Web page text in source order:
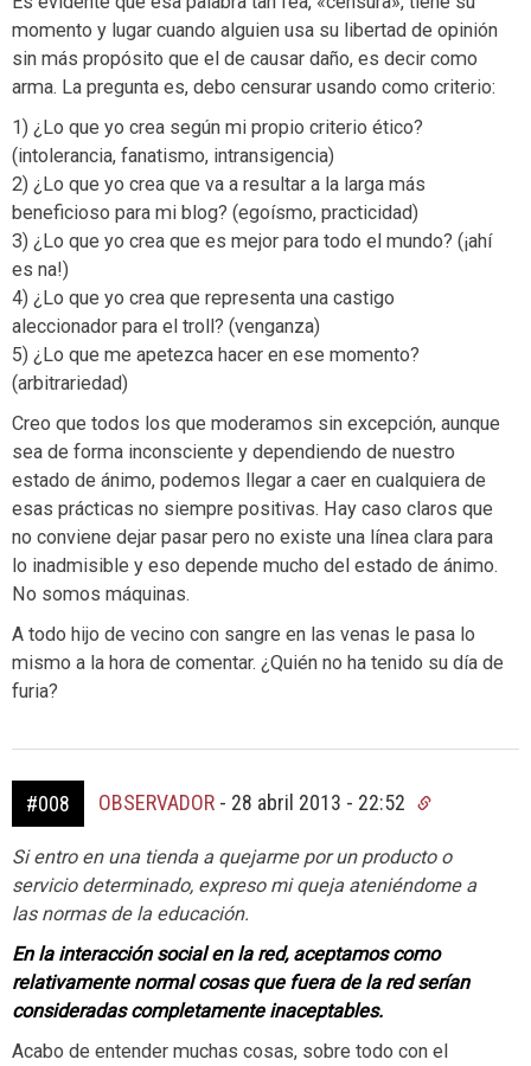
momento y lugar cuando alguien usa su libertad de opinión
sin más propósito que el de causar daño, es decir como
arma. La pregunta es, debo censurar usando como criterio:
1) ¿Lo que yo crea según mi propio criterio ético?
(intolerancia, fanatismo, intransigencia)
2) ¿Lo que yo crea que va a resultar a la larga más
beneficioso para mi blog? (egoísmo, practicidad)
3) ¿Lo que yo crea que es mejor para todo el mundo? (¡ahí
es na!)
4) ¿Lo que yo crea que representa una castigo
aleccionador para el troll? (venganza)
5) ¿Lo que me apetezca hacer en ese momento?
(arbitrariedad)
Creo que todos los que moderamos sin excepción, aunque
sea de forma inconsciente y dependiendo de nuestro
estado de ánimo, podemos llegar a caer en cualquiera de
esas prácticas no siempre positivas. Hay caso claros que
no conviene dejar pasar pero no existe una línea clara para
lo inadmisible y eso depende mucho del estado de ánimo.
No somos máquinas.
A todo hijo de vecino con sangre en las venas le pasa lo
mismo a la hora de comentar. ¿Quién no ha tenido su día de
furia?
#008 OBSERVADOR - 28 abril 2013 - 22:52
Si entro en una tienda a quejarme por un producto o
servicio determinado, expreso mi queja ateniéndome a
las normas de la educación.
En la interacción social en la red, aceptamos como
relativamente normal cosas que fuera de la red serían
consideradas completamente inaceptables.
Acabo de entender muchas cosas, sobre todo con el